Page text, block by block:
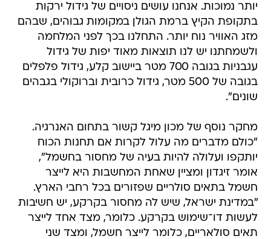
יותר נמוכות. אנחנו עושים ניסויים של גידול ירקות
בתקופת הקיץ ברמת הגולן במקומות גבוהים, שבהם
מזג האוויר נוח יותר. התחלנו בכך לפני המלחמה
ולשמחתנו יש לנו תוצאות מאוד יפות של גידול
עגבניות בגובה 700 מטר ביישוב קלע, גידול פלפלים
בגובה של 500 מטר, גידול כרובית וברוקולי בגבהים
שונים".
מחקר נוסף של מכון מיגל קשור בתחום האנרגיה.
"כולם מדברים מה עלול לקרות אם תחנות הכוח
יותקפו ועלולה להיות בעיה של מחסור בחשמל",
אומר זיגדון ומציין שאחת המחשבות היא לייצר
חשמל בתאים סולריים שפזורים בכל רחבי הארץ.
"במדינת ישראל, שיש לה מחסור בקרקע, יש חשיבות
לעשות דו־שימוש בקרקע. כלומר, מצד אחד לייצר
תאים סולאריים, כלומר לייצר חשמל, ומצד שני